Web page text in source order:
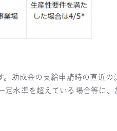
助成金の支給申請時の直近の
水準を超えている場合等に、